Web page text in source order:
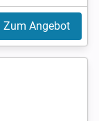
Zum Angebot